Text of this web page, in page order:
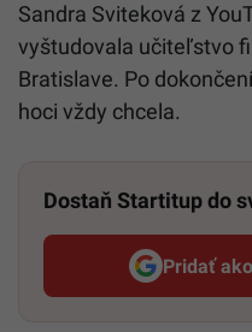
Sandra Sviteková z
vyštudovala učiteľstvo
Bratislave. Po
hoci vždy chcela.
Dostaň Startitup do
Pridať